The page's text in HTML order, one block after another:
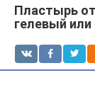
Пластырь
гелевый